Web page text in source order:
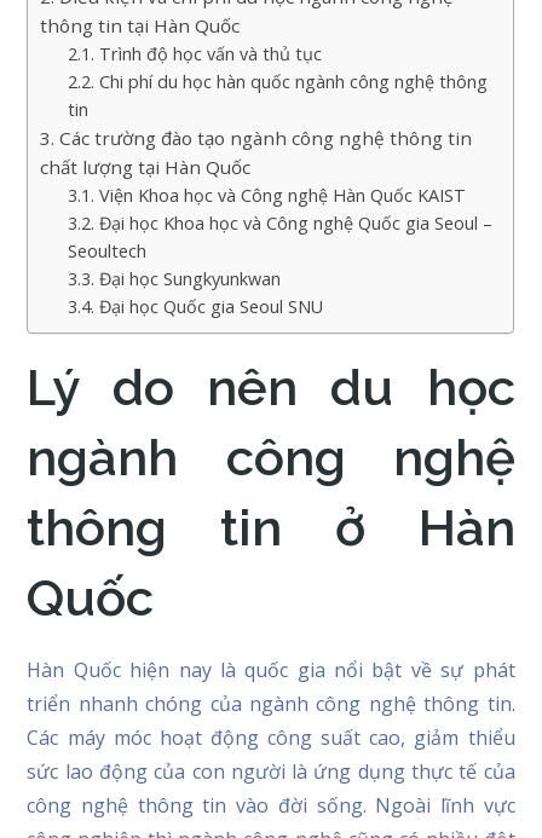
thông tin tại Hàn Quốc
Trình độ học vấn và thủ tục
Chi phí du học hàn quốc ngành công nghệ thông
tin
Các trường đào tạo ngành công nghệ thông tin
chất lượng tại Hàn Quốc
Viện Khoa học và Công nghệ Hàn Quốc KAIST
Đại học Khoa học và Công nghệ Quốc gia Seoul –
Seoultech
Đại học Sungkyunkwan
Đại học Quốc gia Seoul SNU
Lý do nên du học
ngành công nghệ
thông tin ở Hàn
Quốc
Hàn Quốc hiện nay là quốc gia nổi bật về sự phát
triển nhanh chóng của ngành công nghệ thông tin.
Các máy móc hoạt động công suất cao, giảm thiểu
sức lao động của con người là ứng dụng thực tế của
công nghệ thông tin vào đời sống. Ngoài lĩnh vực